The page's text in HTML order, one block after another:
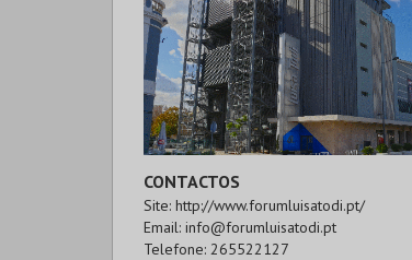
CONTACTOS
Site: http://www.forumluisatodi.pt/
Email: info@forumluisatodi.pt
Telefone: 265522127